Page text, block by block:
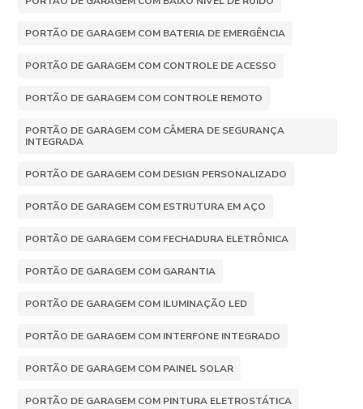
PORTÃO DE GARAGEM COM BATERIA DE EMERGÊNCIA
PORTÃO DE GARAGEM COM CONTROLE DE ACESSO
PORTÃO DE GARAGEM COM CONTROLE REMOTO
PORTÃO DE GARAGEM COM CÂMERA DE SEGURANÇA
INTEGRADA
PORTÃO DE GARAGEM COM DESIGN PERSONALIZADO
PORTÃO DE GARAGEM COM ESTRUTURA EM AÇO
PORTÃO DE GARAGEM COM FECHADURA ELETRÔNICA
PORTÃO DE GARAGEM COM GARANTIA
PORTÃO DE GARAGEM COM ILUMINAÇÃO LED
PORTÃO DE GARAGEM COM INTERFONE INTEGRADO
PORTÃO DE GARAGEM COM PAINEL SOLAR
PORTÃO DE GARAGEM COM PINTURA ELETROSTÁTICA